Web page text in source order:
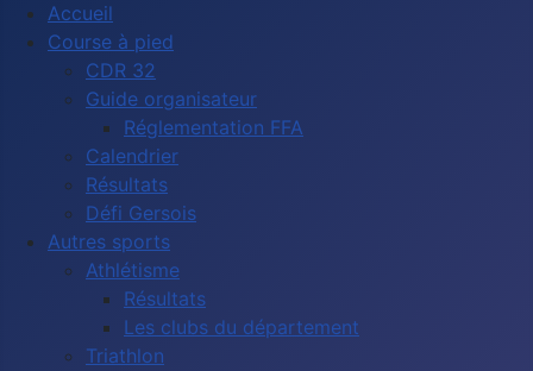
Accueil
Course à pied
CDR 32
Guide organisateur
Réglementation FFA
Calendrier
Résultats
Défi Gersois
Autres sports
Athlétisme
Résultats
Les clubs du département
Triathlon